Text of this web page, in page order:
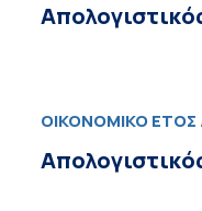
ΟΙΚΟΝΟΜΙΚΌ ΈΤΟΣ